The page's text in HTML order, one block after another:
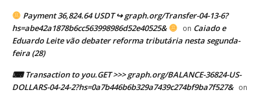
Payment 36,824.64 USDT ↪ graph.org/Transfer-04-13-6?
hs=abe42a1878b6cc563998986d52e40525&
on Caiado e
Eduardo Leite vão debater reforma tributária nesta segunda-
feira (28)
⌨ Transaction to you.GET >>> graph.org/BALANCE-36824-US-
DOLLARS-04-24-2?hs=0a7b446b6b329a7439c274bf9ba7f527& on